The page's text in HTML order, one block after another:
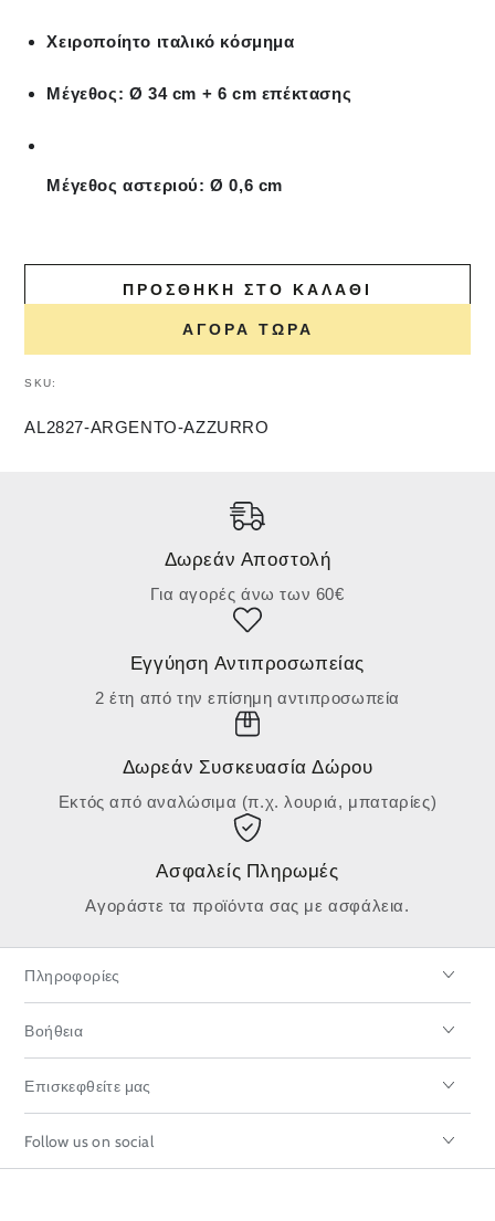
Χειροποίητο ιταλικό κόσμημα
Μέγεθος: Ø 34 cm + 6 cm επέκτασης
Μέγεθος αστεριού: Ø 0,6 cm
ΠΡΟΣΘΉΚΗ ΣΤΟ ΚΑΛΆΘΙ
ΑΓΟΡΆ ΤΏΡΑ
SKU:
AL2827-ARGENTO-AZZURRO
Δωρεάν Αποστολή
Για αγορές άνω των 60€
Εγγύηση Αντιπροσωπείας
2 έτη από την επίσημη αντιπροσωπεία
Δωρεάν Συσκευασία Δώρου
Εκτός από αναλώσιμα (π.χ. λουριά, μπαταρίες)
Ασφαλείς Πληρωμές
Αγοράστε τα προϊόντα σας με ασφάλεια.
Πληροφορίες
Βοήθεια
Επισκεφθείτε μας
Follow us on social